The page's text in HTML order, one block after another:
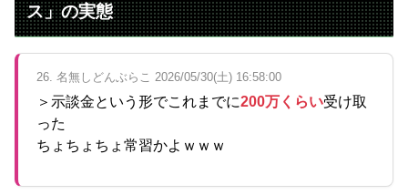
ス」の実態
26. 名無しどんぶらこ 2026/05/30(土) 16:58:00
＞示談金という形でこれまでに200万くらい受け取
った
ちょちょちょ常習かよｗｗｗ